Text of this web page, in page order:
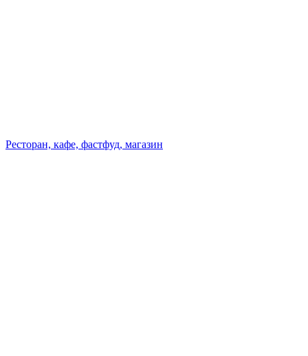
Ресторан, кафе, фастфуд, магазин